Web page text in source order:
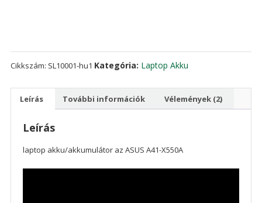
Cikkszám: SL10001-hu1 Kategória: Laptop Akku
Leírás További információk Vélemények (2)
Leírás
laptop akku/akkumulátor az ASUS A41-X550A